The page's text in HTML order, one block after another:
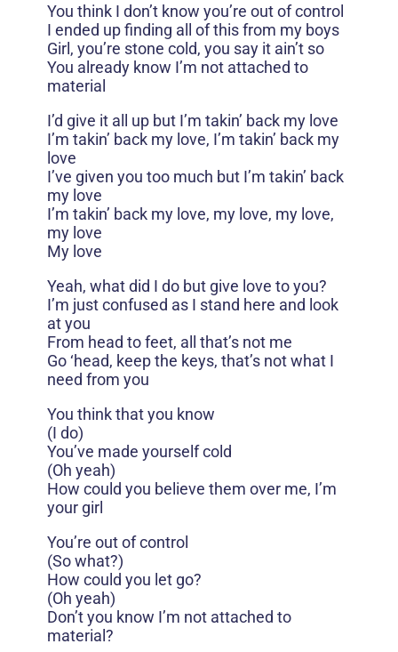
You think I don’t know you’re out of control
I ended up finding all of this from my boys
Girl, you’re stone cold, you say it ain’t so
You already know I’m not attached to
material
I’d give it all up but I’m takin’ back my love
I’m takin’ back my love, I’m takin’ back my
love
I’ve given you too much but I’m takin’ back
my love
I’m takin’ back my love, my love, my love,
my love
My love
Yeah, what did I do but give love to you?
I’m just confused as I stand here and look
at you
From head to feet, all that’s not me
Go ‘head, keep the keys, that’s not what I
need from you
You think that you know
(I do)
You’ve made yourself cold
(Oh yeah)
How could you believe them over me, I’m
your girl
You’re out of control
(So what?)
How could you let go?
(Oh yeah)
Don’t you know I’m not attached to
material?